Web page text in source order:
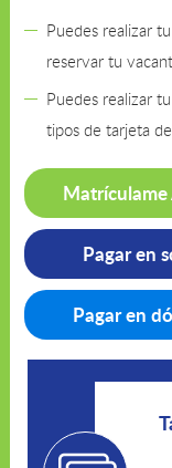
Puedes realizar
reservar tu
Puedes realizar
tipos de tarjeta
Matrículame
Pagar en
Pagar en